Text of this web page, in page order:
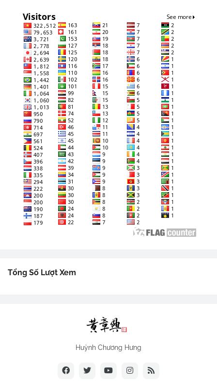
Tổng Số Lượt Xem
Huỳnh Chương Hưng